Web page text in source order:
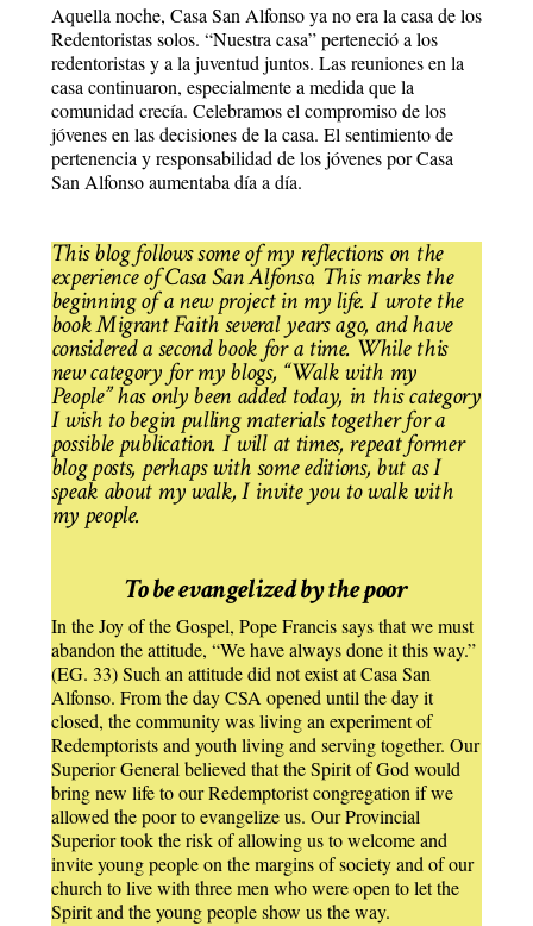
Aquella noche, Casa San Alfonso ya no era la casa de los
Redentoristas solos. “Nuestra casa” perteneció a los
redentoristas y a la juventud juntos. Las reuniones en la
casa continuaron, especialmente a medida que la
comunidad crecía. Celebramos el compromiso de los
jóvenes en las decisiones de la casa. El sentimiento de
pertenencia y responsabilidad de los jóvenes por Casa
San Alfonso aumentaba día a día.
This blog follows some of my reflections on the
experience of Casa San Alfonso. This marks the
beginning of a new project in my life. I wrote the
book Migrant Faith several years ago, and have
considered a second book for a time. While this
new category for my blogs, “Walk with my
People” has only been added today, in this category
I wish to begin pulling materials together for a
possible publication. I will at times, repeat former
blog posts, perhaps with some editions, but as I
speak about my walk, I invite you to walk with
my people.
To be evangelized by the poor
In the Joy of the Gospel, Pope Francis says that we must
abandon the attitude, “We have always done it this way.”
(EG. 33) Such an attitude did not exist at Casa San
Alfonso. From the day CSA opened until the day it
closed, the community was living an experiment of
Redemptorists and youth living and serving together. Our
Superior General believed that the Spirit of God would
bring new life to our Redemptorist congregation if we
allowed the poor to evangelize us. Our Provincial
Superior took the risk of allowing us to welcome and
invite young people on the margins of society and of our
church to live with three men who were open to let the
Spirit and the young people show us the way.